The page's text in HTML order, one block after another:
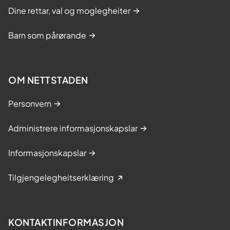
Dine rettar, val og moglegheiter
Barn som pårørande
OM NETTSTADEN
Personvern
Administrere informasjonskapslar
Informasjonskapslar
Tilgjengelegheitserklæring
KONTAKTINFORMASJON